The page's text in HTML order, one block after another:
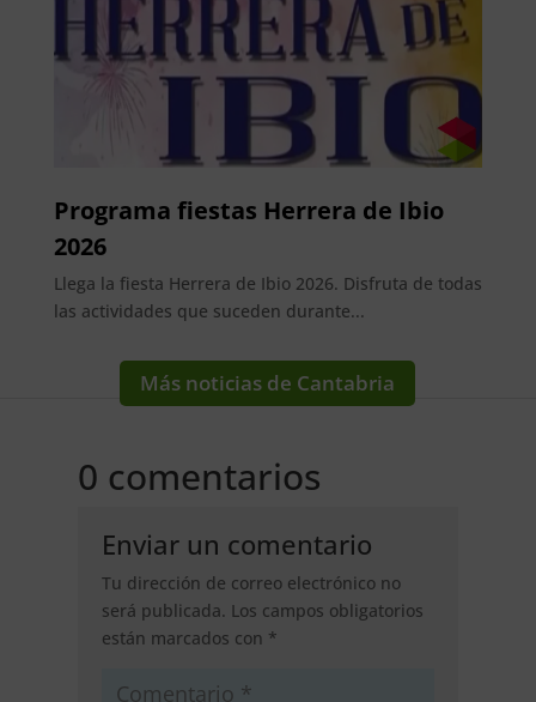
Programa fiestas Herrera de Ibio
2026
Llega la fiesta Herrera de Ibio 2026. Disfruta de todas
las actividades que suceden durante...
Más noticias de Cantabria
0 comentarios
Enviar un comentario
Tu dirección de correo electrónico no
será publicada. Los campos obligatorios
están marcados con *